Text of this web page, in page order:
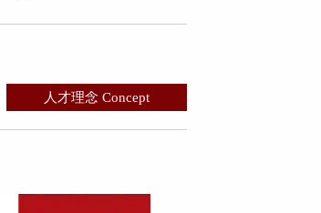
人才理念 Concept